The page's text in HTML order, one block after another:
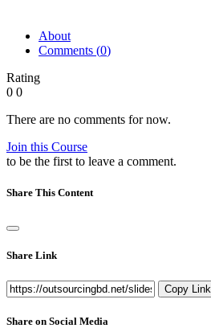
About
Comments (0)
Rating
0 0
There are no comments for now.
Join this Course
to be the first to leave a comment.
Share This Content
Share Link
Copy Link
Share on Social Media